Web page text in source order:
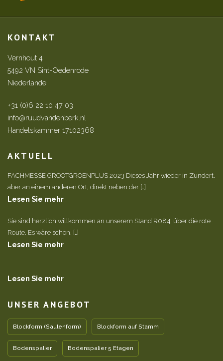
KONTAKT
Vernhout 4
5492 VN Sint-Oedenrode
Niederlande
+31 (0)6 22 10 47 03
info@ruudvandenberk.nl
Handelskammer 17102368
AKTUELL
FACHMESSE GROOTGROENPLUS 2023 Dieses Jahr wieder in Zundert,
aber an einem anderen Ort, direkt neben der […]
Lesen Sie mehr
Sie sind herzlich willkommen an unserem Stand R084, über die rote
Route. Es wäre schön, […]
Lesen Sie mehr
Lesen Sie mehr
UNSER ANGEBOT
Blockform (Säulenform) Blockform auf Stamm
Bodenspalier Bodenspalier 5 Etagen